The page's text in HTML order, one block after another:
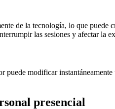
de la tecnología, lo que puede
las sesiones y afectar la
puede modificar
presencial